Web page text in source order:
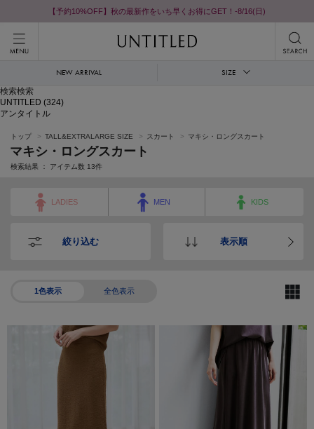
【予約10%OFF】秋の最新作をいち早くお得にGET！-8/16(日)
NEW ARRIVAL
SIZE
検索検索
UNTITLED (324)
アンタイトル
トップ TALL&EXTRALARGE SIZE スカート マキシ・ロングスカート
マキシ・ロングスカート
検索結果 ： アイテム数 13件
LADIES MEN KIDS
絞り込む 表示順
1色表示 全色表示